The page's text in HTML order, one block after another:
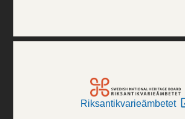
Riksantikvarieämbetet